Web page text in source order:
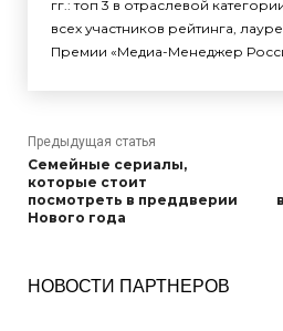
гг.: топ 3 в отраслевой
всех участников рейтинга,
Премии «Медиа-Менеджер
Предыдущая статья
Семейные сериалы,
которые стоит
посмотреть в преддверии
Нового года
НОВОСТИ ПАРТНЕРОВ